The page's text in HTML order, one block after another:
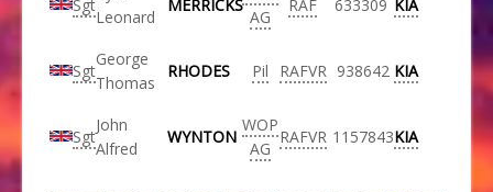
Sgt
Leonard
MERRICKS
AG
RAF 633309 KIA
Sgt
George
Thomas
RHODES Pil RAFVR 938642 KIA
Sgt
John
Alfred
WYNTON
WOP
AG
RAFVR 1157843KIA